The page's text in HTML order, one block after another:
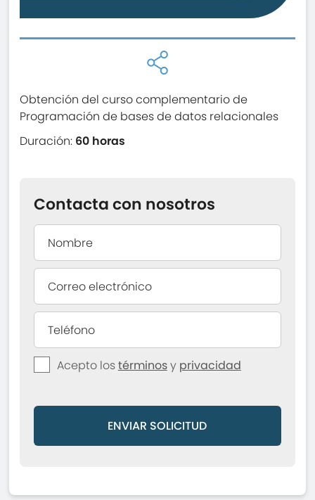
Obtención del curso complementario de
Programación de bases de datos relacionales
Duración: 60 horas
Contacta con nosotros
Acepto lostérminosy privacidad
ENVIAR SOLICITUD